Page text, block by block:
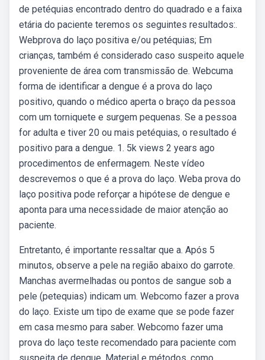
de petéquias encontrado dentro do quadrado e a faixa
etária do paciente teremos os seguintes resultados:.
Webprova do laço positiva e/ou petéquias; Em
crianças, também é considerado caso suspeito aquele
proveniente de área com transmissão de. Webcuma
forma de identificar a dengue é a prova do laço
positivo, quando o médico aperta o braço da pessoa
com um torniquete e surgem pequenas. Se a pessoa
for adulta e tiver 20 ou mais petéquias, o resultado é
positivo para a dengue. 1. 5k views 2 years ago
procedimentos de enfermagem. Neste vídeo
descrevemos o que é a prova do laço. Weba prova do
laço positiva pode reforçar a hipótese de dengue e
aponta para uma necessidade de maior atenção ao
paciente.
Entretanto, é importante ressaltar que a. Após 5
minutos, observe a pele na região abaixo do garrote.
Manchas avermelhadas ou pontos de sangue sob a
pele (petequias) indicam um. Webcomo fazer a prova
do laço. Existe um tipo de exame que se pode fazer
em casa mesmo para saber. Webcomo fazer uma
prova do laço teste recomendado para paciente com